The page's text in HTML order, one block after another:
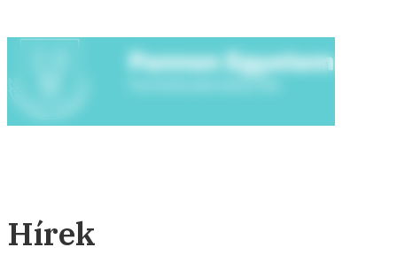
Hírek